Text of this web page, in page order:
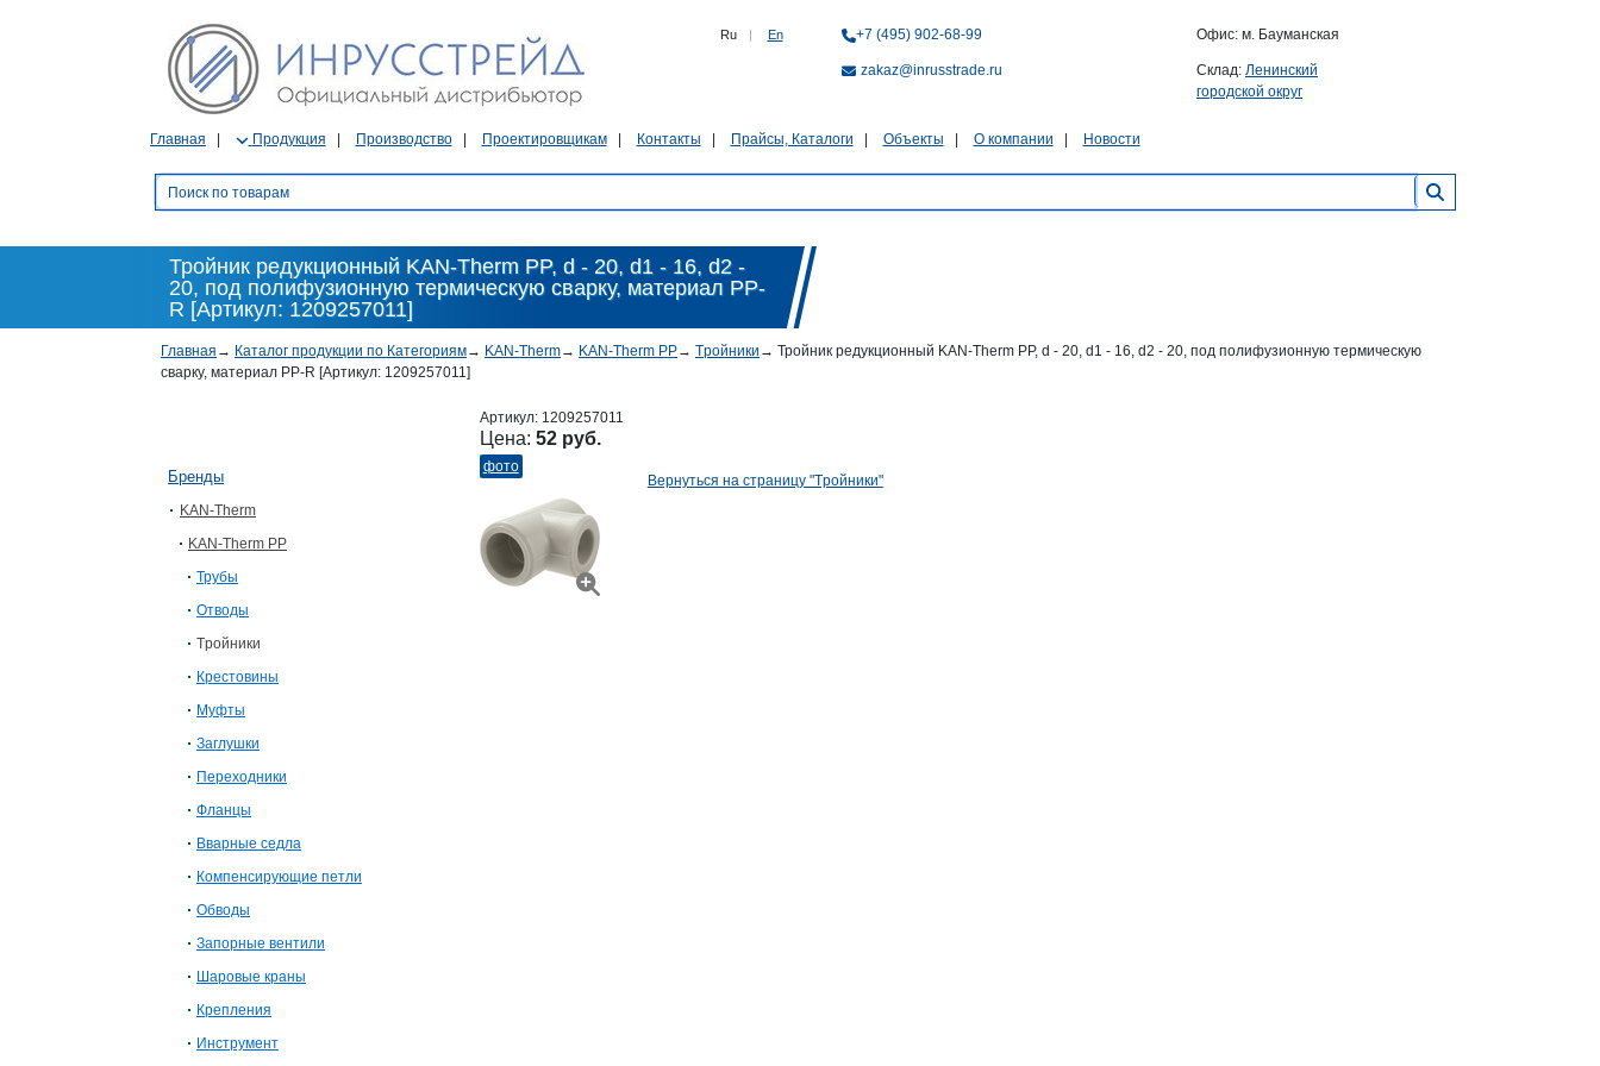
Ru | En +7 (495) 902-68-99
zakaz@inrusstrade.ru
Офис: м. Бауманская
Склад: Ленинский
городской округ
Главная Продукция Производство Проектировщикам Контакты Прайсы, Каталоги Объекты О компании Новости
Тройник редукционный KAN-Therm PP, d - 20, d1 - 16, d2 -
20, под полифузионную термическую сварку, материал PP-
R [Артикул: 1209257011]
Главная → Каталог продукции по Категориям→ KAN-Therm→ KAN-Therm PP→ Tройники → Тройник редукционный KAN-Therm PP, d - 20, d1 - 16, d2 - 20, под полифузионную термическую
сварку, материал PP-R [Артикул: 1209257011]
Бренды
KAN-Therm
KAN-Therm PP
Трубы
Отводы
Tройники
Крестовины
Муфты
Заглушки
Переходники
Фланцы
Вварные седла
Компенсирующие петли
Обводы
Запорные вентили
Шаровые краны
Крепления
Инструмент
Артикул: 1209257011
Цена: 52 руб.
фото
Вернуться на страницу "Tройники"